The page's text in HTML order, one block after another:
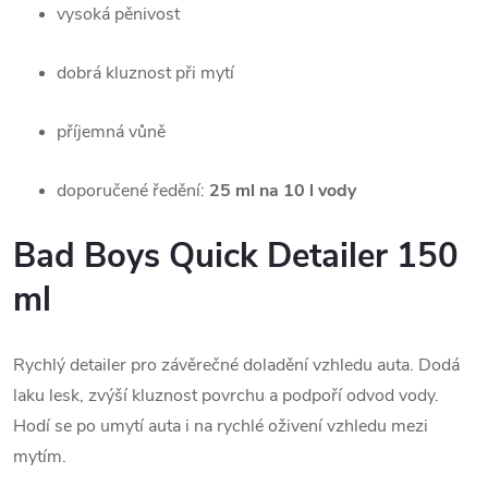
vysoká pěnivost
dobrá kluznost při mytí
příjemná vůně
doporučené ředění: 25 ml na 10 l vody
Bad Boys Quick Detailer 150
ml
Rychlý detailer pro závěrečné doladění vzhledu auta. Dodá
laku lesk, zvýší kluznost povrchu a podpoří odvod vody.
Hodí se po umytí auta i na rychlé oživení vzhledu mezi
mytím.